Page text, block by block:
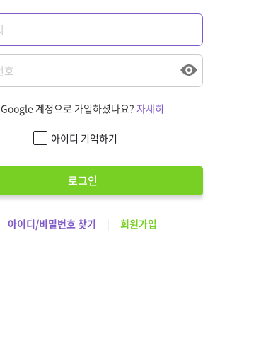
Google 계정으로 가입하셨나요?자세히
아이디 기억하기
로그인
아이디/비밀번호 찾기 | 회원가입